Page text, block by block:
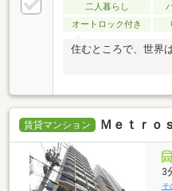
二人暮らし
オートロック付き
住むところで、世界
賃貸マンション Ｍｅｔｒｏ
3
そ